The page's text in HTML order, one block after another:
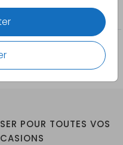
POUR TOUTES VOS